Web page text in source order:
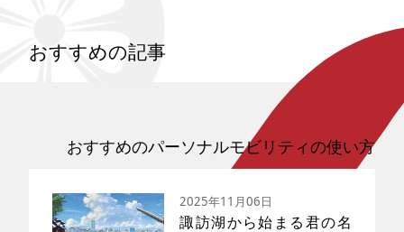
おすすめの記事
おすすめのパーソナルモビリティの使い方
2025年11月06日
諏訪湖から始まる君の名